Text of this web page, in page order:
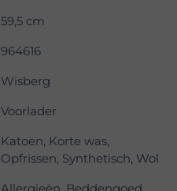
59,5 cm
964616
Wisberg
Voorlader
Katoen, Korte was,
Opfrissen, Synthetisch, Wol